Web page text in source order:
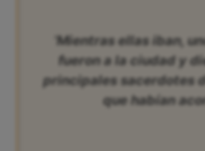
‘Mientras ellas iban,
fueron a la ciudad y
principales sacerdotes
que habían